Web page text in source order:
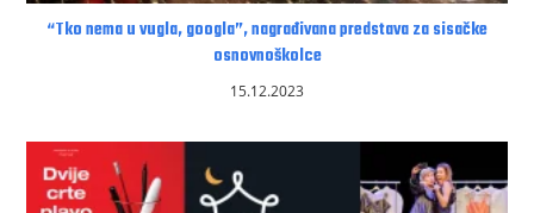
“Tko nema u vugla, googla”, nagrađivana predstava za sisačke
osnovnoškolce
15.12.2023